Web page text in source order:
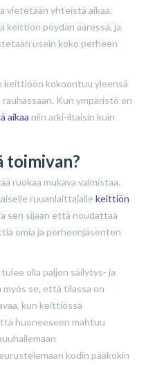
vietetään yhteistä aikaa.
keittiön pöydän ääressä, ja
usein koko perheen
keittiöön kokoontuu yleensä
Kun ympäristö on
aikaa niin arki-iltaisin kuin
toimivan?
ruokaa mukava valmistaa.
ruuanlaittajalle keittiön
sen sijaan että noudattaa
omia ja perheenjäsenten
olla paljon säilytys- ja
se, että tilassa on
kun keittiössä
huoneeseen mahtuu
kodin pääkokin